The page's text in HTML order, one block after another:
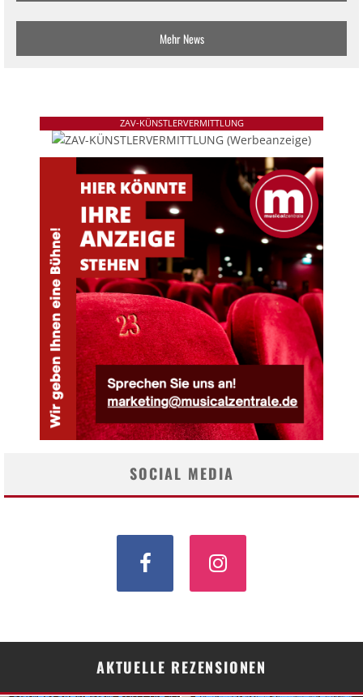
Mehr News
ZAV-KÜNSTLERVERMITTLUNG
SOCIAL MEDIA
AKTUELLE REZENSIONEN